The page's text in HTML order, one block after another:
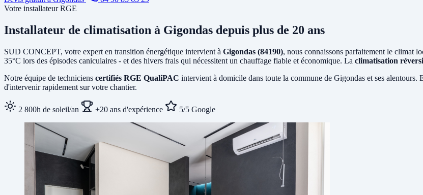
Votre installateur RGE
Installateur de climatisation à Gigondas depuis plus de 20 ans
SUD CONCEPT, votre expert en transition énergétique intervient à Gigondas (84190), nous connaissons parfaitement le climat
35°C lors des épisodes caniculaires - et des hivers frais qui nécessitent un chauffage fiable et économique. La climatisation
Notre équipe de techniciens certifiés RGE QualiPAC intervient à domicile dans toute la commune de Gigondas et ses alentours.
d'intervenir rapidement sur votre chantier.
2 800h de soleil/an +20 ans d'expérience 5/5 Google